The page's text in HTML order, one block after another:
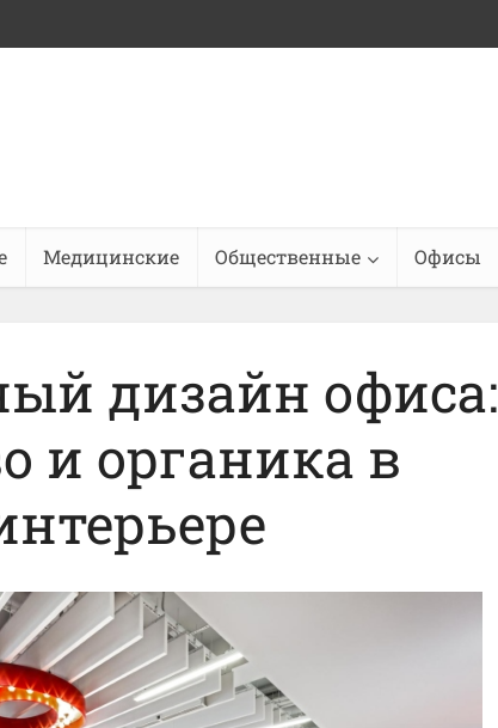
Медицинские Общественные Офисы
дизайн офиса:
и органика в